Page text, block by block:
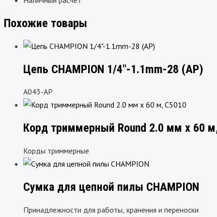
Похожие товары
Цепь CHAMPION 1/4″-1.1mm-28 (AP)
A043-AP
Корд триммерный Round 2.0 мм х 60
Корды триммерные
Сумка для цепной пилы CHAMPION
Принадлежности для работы, хранения и переноски